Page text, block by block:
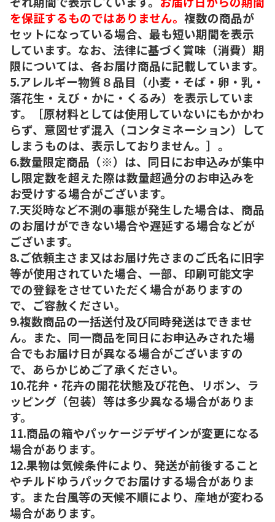
を保証するものではありません。 複数の商品が
セットになっている場合、最も短い期間を表示
しています。なお、法律に基づく賞味（消費）期
限については、各お届け商品に記載しています。
5.アレルギー物質８品目（小麦・そば・卵・乳・
落花生・えび・かに・くるみ）を表示していま
す。［原材料としては使用していないにもかかわ
らず、意図せず混入（コンタミネーション）して
しまうものは、表示しておりません。］。
6.数量限定商品（※）は、同日にお申込みが集中
し限定数を超えた際は数量超過分のお申込みを
お受けする場合がございます。
7.天災時など不測の事態が発生した場合は、商品
のお届けができない場合や遅延する場合などが
ございます。
8.ご依頼主さま又はお届け先さまのご氏名に旧字
等が使用されていた場合、一部、印刷可能文字
での登録をさせていただく場合がありますの
で、ご容赦ください。
9.複数商品の一括送付及び同時発送はできませ
ん。また、同一商品を同日にお申込みされた場
合でもお届け日が異なる場合がございますの
で、あらかじめご了承ください。
10.花弁・花卉の開花状態及び花色、リボン、ラ
ッピング（包装）等は多少異なる場合がありま
す。
11.商品の箱やパッケージデザインが変更になる
場合があります。
12.果物は気候条件により、発送が前後すること
やチルドゆうパックでお届けする場合がありま
す。また台風等の天候不順により、産地が変わる
場合があります。